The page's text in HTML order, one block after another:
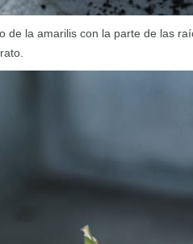
de la amarilis con la parte de las